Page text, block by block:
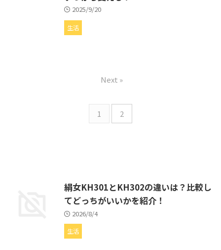
2025/9/20
生活
1 2
Next »
絹女KH301とKH302の違いは？比較し
てどっちがいいかを紹介！
2026/8/4
生活